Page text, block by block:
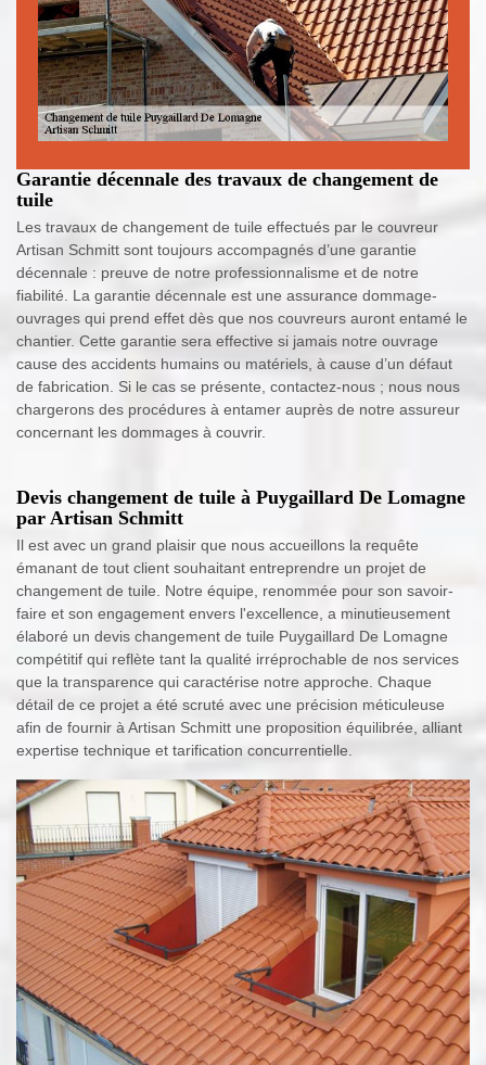
Garantie décennale des travaux de changement de
tuile
Les travaux de changement de tuile effectués par le couvreur
Artisan Schmitt sont toujours accompagnés d’une garantie
décennale : preuve de notre professionnalisme et de notre
fiabilité. La garantie décennale est une assurance dommage-
ouvrages qui prend effet dès que nos couvreurs auront entamé le
chantier. Cette garantie sera effective si jamais notre ouvrage
cause des accidents humains ou matériels, à cause d’un défaut
de fabrication. Si le cas se présente, contactez-nous ; nous nous
chargerons des procédures à entamer auprès de notre assureur
concernant les dommages à couvrir.
Devis changement de tuile à Puygaillard De Lomagne
par Artisan Schmitt
Il est avec un grand plaisir que nous accueillons la requête
émanant de tout client souhaitant entreprendre un projet de
changement de tuile. Notre équipe, renommée pour son savoir-
faire et son engagement envers l'excellence, a minutieusement
élaboré un devis changement de tuile Puygaillard De Lomagne
compétitif qui reflète tant la qualité irréprochable de nos services
que la transparence qui caractérise notre approche. Chaque
détail de ce projet a été scruté avec une précision méticuleuse
afin de fournir à Artisan Schmitt une proposition équilibrée, alliant
expertise technique et tarification concurrentielle.